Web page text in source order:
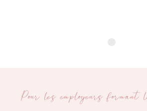
la
Pour les employeurs